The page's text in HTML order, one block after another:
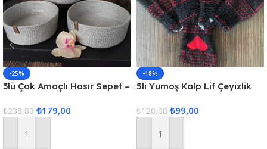
-25%
3lü Çok Amaçlı Hasır Sepet –
₺238,80 ₺179,00
Sepete Ekle
-18%
5li Yumoş Kalp Lif Çeyizlik
₺120,00 ₺99,00
Sepete Ekle